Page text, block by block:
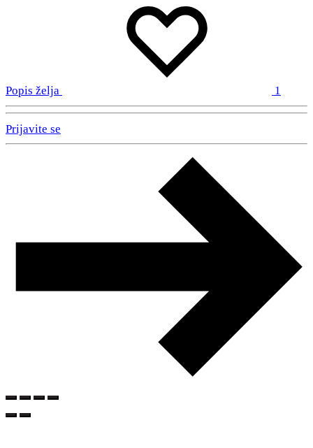
Popis želja 1
Prijavite se